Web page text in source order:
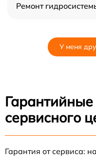
Ремонт
У меня
Гарантийные
сервисного
Гарантия от сервиса: